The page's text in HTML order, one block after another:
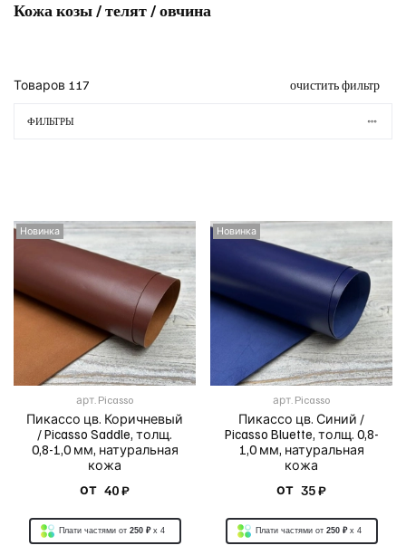
Кожа козы / телят / овчина
Товаров 117 очистить фильтр
ФИЛЬТРЫ
Новинка
арт. Picasso
Пикассо цв. Коричневый
/ Picasso Saddle, толщ.
0,8-1,0 мм, натуральная
кожа
от 40 ₽
Плати частями от 250 ₽ x 4
Новинка
арт. Picasso
Пикассо цв. Синий /
Picasso Bluette, толщ. 0,8-
1,0 мм, натуральная
кожа
от 35 ₽
Плати частями от 250 ₽ x 4